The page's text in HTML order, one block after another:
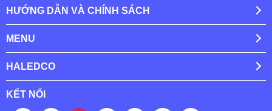
HƯỚNG DẪN VÀ CHÍNH SÁCH
MENU
HALEDCO
KẾT NỐI